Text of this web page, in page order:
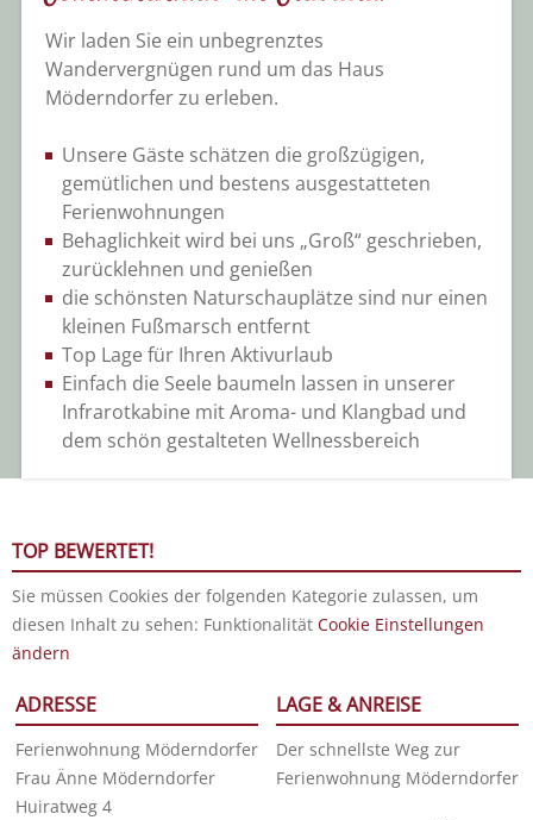
Wir laden Sie ein unbegrenztes
Wandervergnügen rund um das Haus
Möderndorfer zu erleben.
Unsere Gäste schätzen die großzügigen,
gemütlichen und bestens ausgestatteten
Ferienwohnungen
Behaglichkeit wird bei uns „Groß“ geschrieben,
zurücklehnen und genießen
die schönsten Naturschauplätze sind nur einen
kleinen Fußmarsch entfernt
Top Lage für Ihren Aktivurlaub
Einfach die Seele baumeln lassen in unserer
Infrarotkabine mit Aroma- und Klangbad und
dem schön gestalteten Wellnessbereich
TOP BEWERTET!
Sie müssen Cookies der folgenden Kategorie zulassen, um
diesen Inhalt zu sehen: Funktionalität Cookie Einstellungen
ändern
ADRESSE
Ferienwohnung Möderndorfer
Frau Änne Möderndorfer
Huiratweg 4
LAGE & ANREISE
Der schnellste Weg zur
Ferienwohnung Möderndorfer